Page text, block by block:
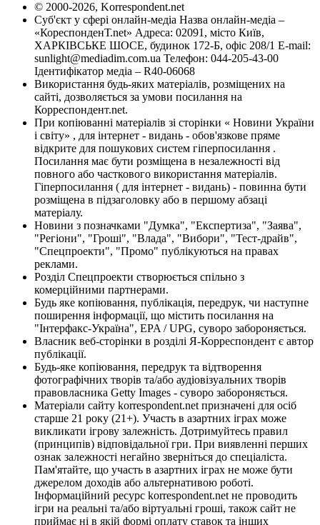
© 2000-2026, Korrespondent.net
Суб'єкт у сфері онлайн-медіа Назва онлайн-медіа –
«КореспонденТ.net» Адреса: 02091, місто Київ,
ХАРКІВСЬКЕ ШОСЕ, будинок 172-Б, офіс 208/1 E-mail:
sunlight@mediadim.com.ua Телефон: 044-205-43-00
Ідентифікатор медіа – R40-06068
Використання будь-яких матеріалів, розміщених на
сайті, дозволяється за умови посилання на
Корреспондент.net.
При копіюванні матеріалів зі сторінки « Новини України
і світу» , для інтернет - видань - обов'язкове пряме
відкрите для пошукових систем гіперпосилання .
Посилання має бути розміщена в незалежності від
повного або часткового використання матеріалів.
Гіперпосилання ( для інтернет - видань) - повинна бути
розміщена в підзаголовку або в першому абзаці
матеріалу.
Новини з позначками "Думка", "Експертиза", "Заява",
"Регіони", "Гроші", "Влада", "Вибори", "Тест-драйв",
"Спецпроекти", "Промо" публікуються на правах
реклами.
Розділ Спецпроекти створюється спільно з
комерційними партнерами.
Будь яке копіювання, публікація, передрук, чи наступне
поширення інформації, що містить посилання на
"Інтерфакс-Україна", EPA / UPG, суворо забороняється.
Власник веб-сторінки в розділі Я-Корреспондент є автор
публікації.
Будь-яке копіювання, передрук та відтворення
фотографічних творів та/або аудіовізуальних творів
правовласника Getty Images - суворо забороняється.
Матеріали сайту korrespondent.net призначені для осіб
старше 21 року (21+). Участь в азартних іграх може
викликати ігрову залежність. Дотримуйтесь правил
(принципів) відповідальної гри. При виявленні перших
ознак залежності негайно зверніться до спеціаліста.
Пам'ятайте, що участь в азартних іграх не може бути
джерелом доходів або альтернативою роботі.
Інформаційний ресурс korrespondent.net не проводить
ігри на реальні та/або віртуальні гроші, також сайт не
приймає ні в якій формі оплату ставок та інших